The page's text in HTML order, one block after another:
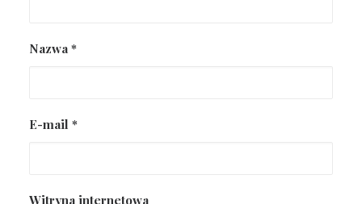
Nazwa *
E-mail *
Witryna internetowa